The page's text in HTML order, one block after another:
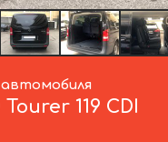
119 CDI